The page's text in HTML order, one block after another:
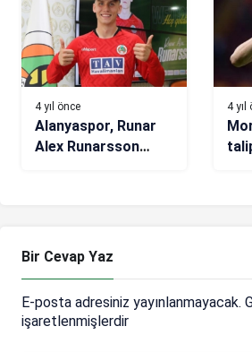
4 yıl önce
Alanyaspor, Runar
Alex Runarsson
4 yıl
Bir Cevap Yaz
E-posta adresiniz yayınlanmayacak.
işaretlenmişlerdir